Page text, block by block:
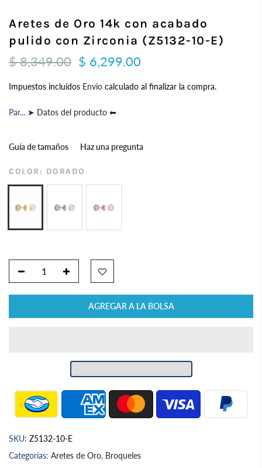
Aretes de Oro 14k con acabado
pulido con Zirconia (Z5132-10-E)
$ 8,349.00 $ 6,299.00
Impuestos incluídos Envío calculado al finalizar la compra.
Par... ➤ Datos del producto ⬅
Guía de tamaños Haz una pregunta
COLOR: DORADO
AGREGAR A LA BOLSA
SKU: Z5132-10-E
Categorías: Aretes de Oro, Broqueles